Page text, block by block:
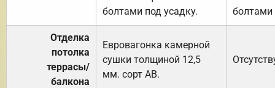
болтами под усадку.
болтами
Отделка
потолка
террасы/
балкона
Евровагонка камерной
сушки толщиной 12,5
мм. сорт АВ.